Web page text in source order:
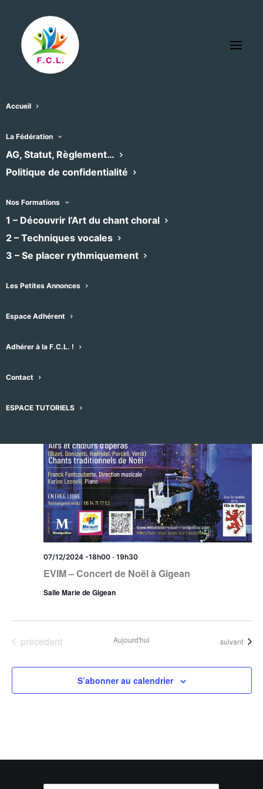
Accueil
La Fédération
AG, Statut, Règlement…
Politique de confidentialité
Nos Formations
1 – Découvrir l’Art du chant choral
2 – Techniques vocales
3 – Se placer rythmiquement
Les Petites Annonces
Espace Adhérent
Adhérer à la F.C.L. !
Contact
ESPACE TUTORIELS
ENSEMBLE VOCAL et
INSTRUMENTAL de MONTPELLIER
07/12/2024
Sélectionnez
une
date.
SAM
EVIM – Concert de Noël à Gigean
07/12/2024 -18h00- 19h30
Salle Marie de Gigean
Évènements
précédent Aujourd'hui Évènements
suivant
S’abonner au calendrier